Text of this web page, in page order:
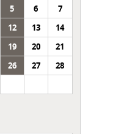
5 6
7
12 13
14
19 20
21
26 27
28